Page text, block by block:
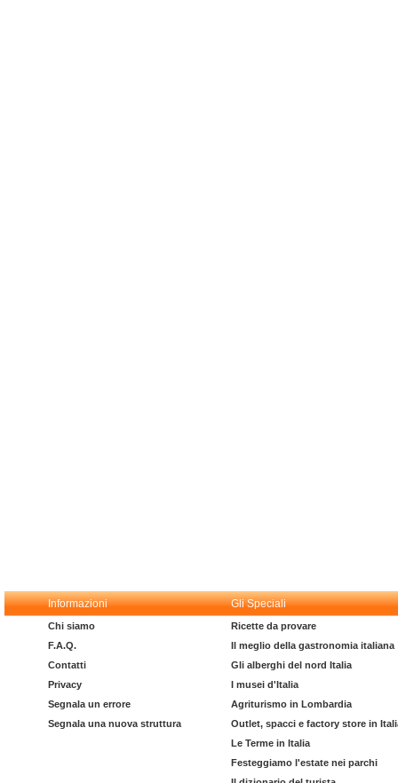
Informazioni Gli Speciali
Chi siamo
F.A.Q.
Contatti
Privacy
Segnala un errore
Segnala una nuova struttura
Ricette da provare
Il meglio della gastronomia italiana
Gli alberghi del nord Italia
I musei d'Italia
Agriturismo in Lombardia
Outlet, spacci e factory store in
Le Terme in Italia
Festeggiamo l'estate nei parchi